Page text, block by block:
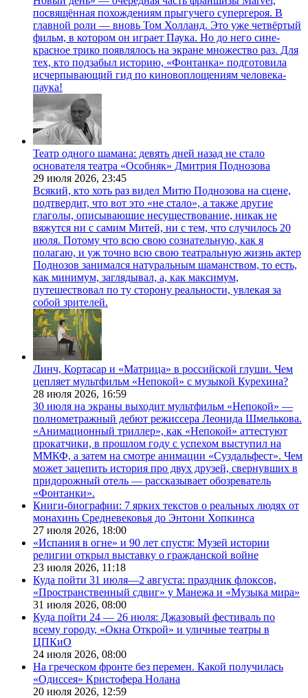
посвящённая похождениям прыгучего супергероя. В
главной роли — вновь Том Холланд. Это уже четвёртый
фильм, в котором он играет Паука. Но до него сине-
красное трико появлялось на экране множество раз. Для
тех, кто подзабыл историю, «Фонтанка» подготовила
исчерпывающий гид по киновоплощениям человека-
паука!
Театр одного шамана: девять дней назад не стало
основателя театра «Особняк» Дмитрия Поднозова
29 июля 2026, 23:45
Всякий, кто хоть раз видел Митю Поднозова на сцене,
подтвердит, что вот это «не стало», а также другие
глаголы, описывающие несуществование, никак не
вяжутся ни с самим Митей, ни с тем, что случилось 20
июля. Потому что всю свою сознательную, как я
полагаю, и уж точно всю свою театральную жизнь актер
Поднозов занимался натуральным шаманством, то есть,
как минимум, заглядывал, а, как максимум,
путешествовал по ту сторону реальности, увлекая за
собой зрителей.
Линч, Кортасар и «Матрица» в российской глуши. Чем
цепляет мультфильм «Непокой» с музыкой Курехина?
28 июля 2026, 16:59
30 июля на экраны выходит мультфильм «Непокой» —
полнометражный дебют режиссера Леонида Шмелькова.
«Анимационный триллер», как «Непокой» аттестуют
прокатчики, в прошлом году с успехом выступил на
ММКФ, а затем на смотре анимации «Суздальфест». Чем
может зацепить история про двух друзей, свернувших в
придорожный отель — рассказывает обозреватель
«Фонтанки».
Книги-биографии: 7 ярких текстов о реальных людях от
монахинь Средневековья до Энтони Хопкинса
27 июля 2026, 18:00
«Испания в огне» и 90 лет спустя: Музей истории
религии открыл выставку о гражданской войне
23 июля 2026, 11:18
Куда пойти 31 июля—2 августа: праздник флоксов,
«Пространственный сдвиг» у Манежа и «Музыка мира»
31 июля 2026, 08:00
Куда пойти 24 — 26 июля: Джазовый фестиваль по
всему городу, «Окна Открой» и уличные театры в
ЦПКиО
24 июля 2026, 08:00
На греческом фронте без перемен. Какой получилась
«Одиссея» Кристофера Нолана
20 июля 2026, 12:59